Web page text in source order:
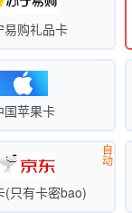
易购礼品卡
国苹果卡
(只有卡密bao)
自
动